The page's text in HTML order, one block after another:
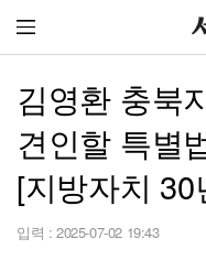
김영환 충북
견인할 특별
[지방자치 30
입력 : 2025-07-02 19:43